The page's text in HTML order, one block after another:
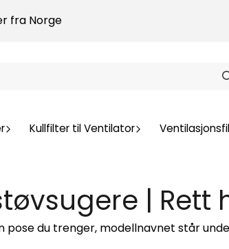
fra Norge
Kullfilter til Ventilator
| Rett
pose du trenger, modellnavnet står